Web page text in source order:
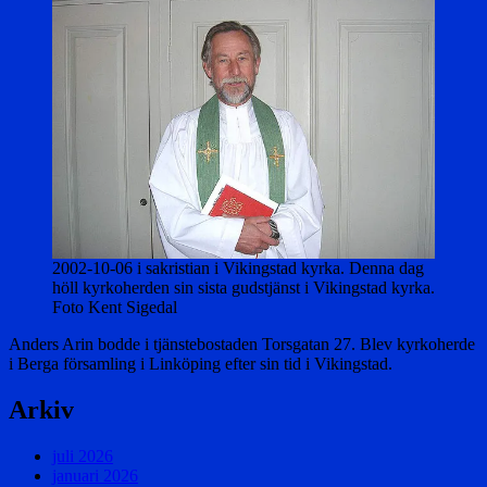
2002-10-06 i sakristian i Vikingstad kyrka. Denna dag
höll kyrkoherden sin sista gudstjänst i Vikingstad kyrka.
Foto Kent Sigedal
Anders Arin bodde i tjänstebostaden Torsgatan 27. Blev kyrkoherde
i Berga församling i Linköping efter sin tid i Vikingstad.
Arkiv
juli 2026
januari 2026